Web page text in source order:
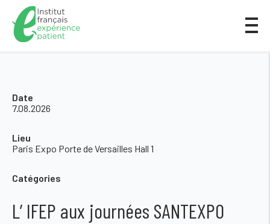
Date
7.08.2026
Lieu
Paris Expo Porte de Versailles Hall 1
Catégories
L’ IFEP aux journées SANTEXPO